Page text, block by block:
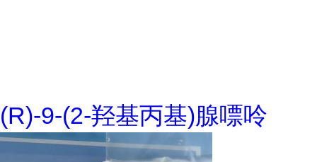
(R)-9-(2-羟基丙基)腺嘌呤